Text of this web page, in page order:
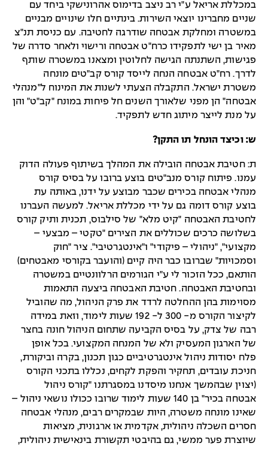
במכללת אריאל ע"י רב ניצב בדימוס אהרונישקי ביחד עם
שניים מחברינו יוצאי השירות. בינתיים חלו שינויים מבניים
במשטרה ומחלקת אבטחה שודרגה לחטיבה. עם כניסת תנ"צ
מאיר בן ישי לתפקידו כרח"ט אבטחה ורישוי ולאחר סדרה של
פגישות, השתנתה הגישה לחלוטין ומצאנו במשטרה שותף
לדרך. רח"ט אבטחה הנחה לייסד קורס קב"טים מונחה
משטרת ישראל. התקבלה הצעתי לשנות את המינוח ל"מנהלי
אבטחה" הן מפני שלאורך השנים חל פיחות במונח "קב"ט" והן
על מנת לייצר מיתוג חדש לתפקיד.
ש: וכיצד הונחל תו התקן?
ת: חטיבת אבטחה הובילה את המהלך בשיתוף פעולה הדוק
עמנו. פיתוח קורס מנב"טים בוצע ברובו על בסיס קורס
מנהלי אבטחה בכירים שכבר מבוצע על ידנו, באותה עת
בוצע קורס דומה גם על ידי מכללת אריאל. למעשה העברנו
לחטיבת האבטחה "קיט מלא" של סילבוס, תכנית ותיק קורס
בשלושה כרכים שכוללים את הצירים "טקטי – מבצעי –
מקצועי", "ניהולי – פיקודי" ו"אינטגרטיבי". ציר "חוק
וסמכויות" שברובו כבר היה קיים (והועבר בקורסי מאבטחים)
הותאם, ככל הזכור לי ע"י הגורמים הרלוונטיים במשטרה
ובחטיבת האבטחה. חטיבת האבטחה ביצעה התאמות
מסוימות בהן ההחלטה לרדד את פרק הניהול, מה שהוביל
לקיצור הקורס מ- 300 ל- 192 שעות לימוד, וזאת במידה
רבה של צדק, על בסיס הקביעה שתחום הניהול חונה בחצר
של הארגון המעסיק ולא של המנחה המקצועי. בכל אופן
פלח יסודות ניהול אינטגרטיביים כגון תכנון, בקרה וביקורת,
חניכת עובדים, תחקיר והפקת לקחים, נכללו בתכני הקורס
(יצוין שבהמשך אנחנו מיסדנו במסגרתנו "קורס ניהול
אבטחה בכיר" בן 140 שעות לימוד שרובו ככולו נושאי ניהול –
שאינו מונחה משטרה, היות שבמקרים רבים, מנהלי אבטחה
חסרים השכלה ניהולית, אקדמית או ארגונית, מציאות
שיוצרת פער ממשי, גם בהיבטי תקשורת בינאישית ניהולית,